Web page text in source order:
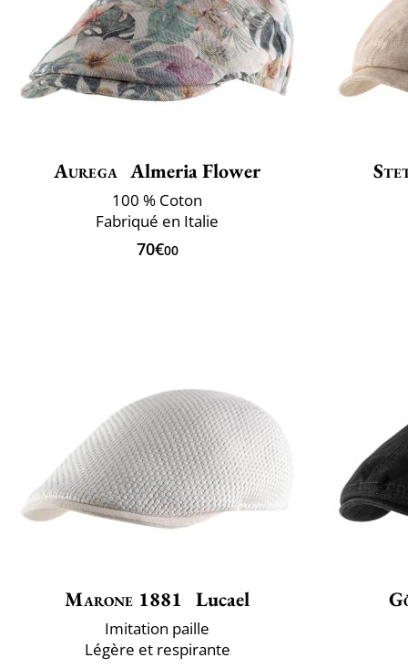
Aurega Almeria Flower
100 % Coton
Fabriqué en Italie
70€00
Marone 1881 Lucael
Imitation paille
Légère et respirante